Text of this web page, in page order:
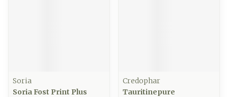
Soria
Soria Fost Print Plus
Credophar
Tauritinepure